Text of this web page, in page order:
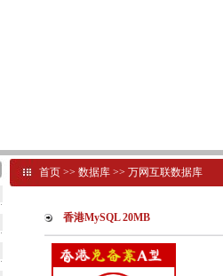
首页>> 数据库>> 万网互联数据库
香港MySQL 20MB